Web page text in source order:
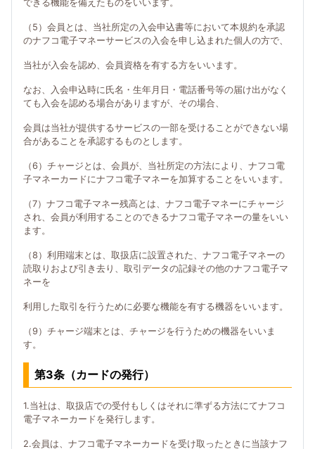
できる機能を備えたものをいいます。
（5）会員とは、当社所定の入会申込書等において本規約を承認
のナフコ電子マネーサービスの入会を申し込まれた個人の方で、
当社が入会を認め、会員資格を有する方をいいます。
なお、入会申込時に氏名・生年月日・電話番号等の届け出がなく
ても入会を認める場合がありますが、その場合、
会員は当社が提供するサービスの一部を受けることができない場
合があることを承認するものとします。
（6）チャージとは、会員が、当社所定の方法により、ナフコ電
子マネーカードにナフコ電子マネーを加算することをいいます。
（7）ナフコ電子マネー残高とは、ナフコ電子マネーにチャージ
され、会員が利用することのできるナフコ電子マネーの量をいい
ます。
（8）利用端末とは、取扱店に設置された、ナフコ電子マネーの
読取りおよび引き去り、取引データの記録その他のナフコ電子マ
ネーを
利用した取引を行うために必要な機能を有する機器をいいます。
（9）チャージ端末とは、チャージを行うための機器をいいま
す。
第3条（カードの発行）
1.当社は、取扱店での受付もしくはそれに準ずる方法にてナフコ
電子マネーカードを発行します。
2.会員は、ナフコ電子マネーカードを受け取ったときに当該ナフ